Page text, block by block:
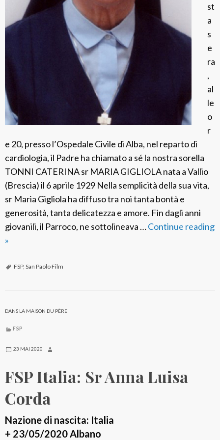
st
a
s
e
ra
,
al
le
o
r
e 20, presso l’Ospedale Civile di Alba, nel reparto di
cardiologia, il Padre ha chiamato a sé la nostra sorella
TONNI CATERINA sr MARIA GIGLIOLA nata a Vallio
(Brescia) il 6 aprile 1929 Nella semplicità della sua vita,
sr Maria Gigliola ha diffuso tra noi tanta bontà e
generosità, tanta delicatezza e amore. Fin dagli anni
giovanili, il Parroco, ne sottolineava …Continue reading
F
P
a
a
S
r
M
a
r
»
FSP, San Paolo Film
DANS LA MAISON DU PÈRE
FSP
23 MAI 2020
FSP Italia: Sr Anna Luisa
Corda
Nazione di nascita: Italia
+ 23/05/2020 Albano